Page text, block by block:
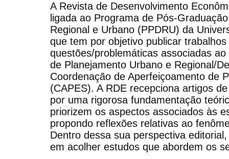
A Revista de Desenvolvimento
ligada ao Programa de Pós-
Regional e Urbano (PPDRU) da
que tem por objetivo publicar
questões/problemáticas associadas
de Planejamento Urbano e Regional/
Coordenação de Aperfeiçoamento de
(CAPES). A RDE recepciona artigos
por uma rigorosa fundamentação
priorizem os aspectos associados às
propondo reflexões relativas ao
Dentro dessa sua perspectiva
em acolher estudos que abordem os